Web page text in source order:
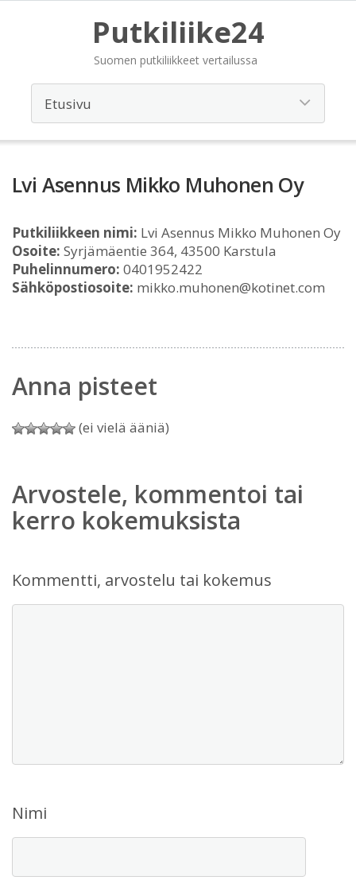
Putkiliike24
Suomen putkiliikkeet vertailussa
Lvi Asennus Mikko Muhonen Oy
Putkiliikkeen nimi: Lvi Asennus Mikko Muhonen Oy
Osoite: Syrjämäentie 364, 43500 Karstula
Puhelinnumero: 0401952422
Sähköpostiosoite: mikko.muhonen@kotinet.com
Anna pisteet
(ei vielä ääniä)
Arvostele, kommentoi tai
kerro kokemuksista
Kommentti, arvostelu tai kokemus
Nimi